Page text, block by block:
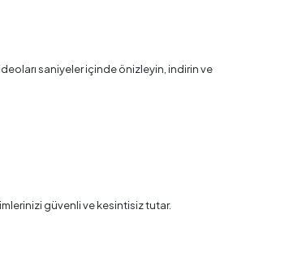
saniyeler içinde önizleyin, indirin ve
güvenli ve kesintisiz tutar.